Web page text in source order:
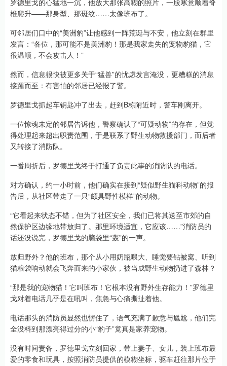
罗德里戈的心猛地一沉，他放大那张高糊的照片，一股寒意顺着脊
椎爬升——那身型、那斑纹……太像班布了。
可邻居们口中的“美洲豹”让他感到一阵荒诞与不安，他立刻在群里
发言：“各位，那可能不是美洲豹！那是我家走失的宠物豹猫，它
很温顺，不会攻击人！”
然而，信息很快被更多关于“猛兽”的忧虑发言淹没，更糟糕的消息
接踵而至：有害怕的邻居已经报了警。
罗德里戈抓起车钥匙冲了出去，赶到B栋附近时，警车刚离开。
一位惊魂未定的邻居告诉他，警察确认了“可疑动物”的存在，但觉
得处理起来超出职责范围，于是联系了野生动物救援部门，而后者
又转接了消防队。
一番周折后，罗德里戈终于打通了负责此事的消防队的电话。
对方确认，约一小时前，他们确实在接到“疑似野生猫科动物”的报
告后，从社区带走了一只“颇具野性模样”的动物。
“它看起来状态不错，但为了社区安全，我们已将其送至市郊的自
然保护区边缘地带放归了。那里环境适宜，它应该……”消防员的
话还没说完，罗德里戈的脑袋里“轰”的一声。
放归野外？他的班布，那个从小用奶瓶喂大、睡觉要钻被窝、听到
猫粮袋响动就会飞奔而来的小家伙，被当成野生动物扔进了森林？
“那是我的宠物猫！它叫班布！它根本没有野外生存能力！”罗德里
戈对着电话几乎是在吼叫，焦急与心痛撕扯着他。
电话那头的消防员显然也愣住了，语气充满了歉意与尴尬，他们完
全没料到那漂亮得过分的小“豹子”竟真是家养宠物。
没有时间责备，罗德里戈立刻回家，带上妻子、女儿，装上班布最
爱的零食和玩具，按照消防员提供的模糊坐标，驱车赶往那片位于